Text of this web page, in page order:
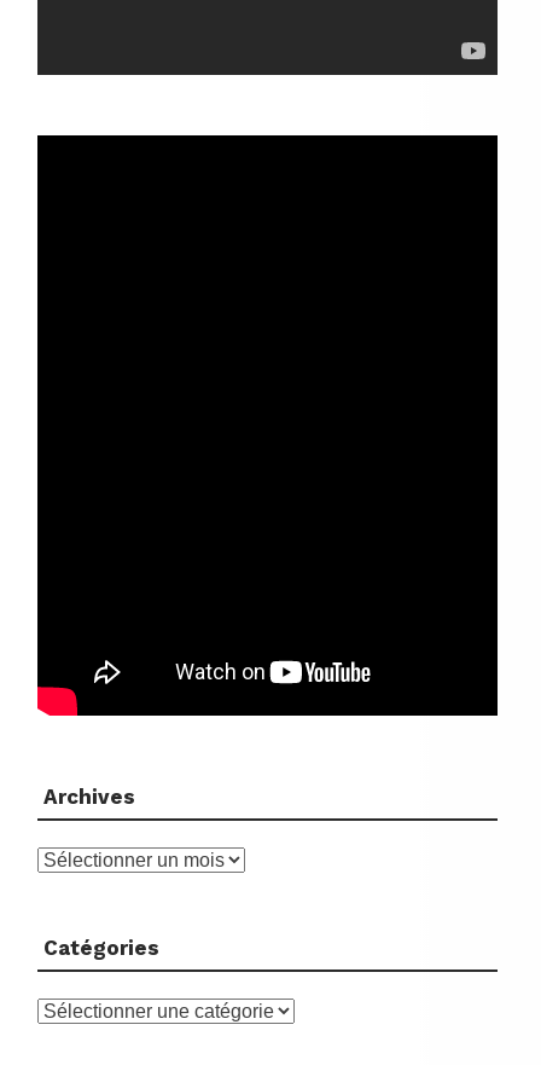
Archives
Archives
Catégories
Catégories